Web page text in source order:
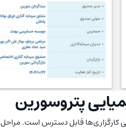
پتروسورین
کارگزاری‌ها قابل دسترس است. مراحل